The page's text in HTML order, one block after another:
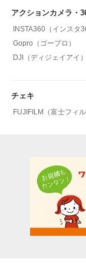
アクションカメラ・
INSTA360（インスタ
Gopro（ゴープロ）
DJI（ディジェイアイ）
チェキ
FUJIFILM（富士フィル